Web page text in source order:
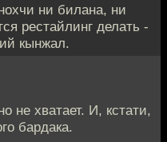
ни билана, ни
рестайлинг делать -
кынжал.
не хватает. И, кстати,
бардака.